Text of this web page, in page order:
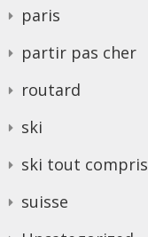
paris
partir pas cher
routard
ski
ski tout compris
suisse